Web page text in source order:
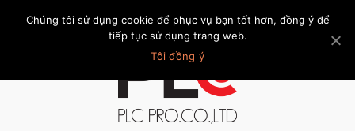
Trang chủ Giới thiệu Khách hàng Liên hệ Thành viên
Chúng tôi sử dụng cookie để phục vụ bạn tốt hơn, đồng ý để
tiếp tục sử dụng trang web.
Tôi đồng ý